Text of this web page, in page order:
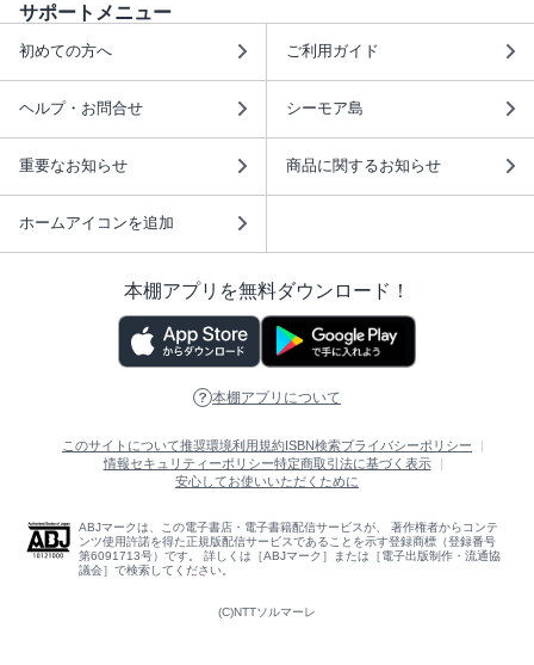
サポートメニュー
初めての方へ ご利用ガイド
ヘルプ・お問合せ シーモア島
重要なお知らせ 商品に関するお知らせ
ホームアイコンを追加
本棚アプリを無料ダウンロード！
本棚アプリについて
このサイトについて推奨環境利用規約ISBN検索プライバシーポリシー
情報セキュリティーポリシー特定商取引法に基づく表示
安心してお使いいただくために
ABJマークは、この電子書店・電子書籍配信サービスが、 著作権者からコンテ
ンツ使用許諾を得た正規版配信サービスであることを示す登録商標（登録番号
第6091713号）です。 詳しくは［ABJマーク］または［電子出版制作・流通協
議会］で検索してください。
(C)NTTソルマーレ